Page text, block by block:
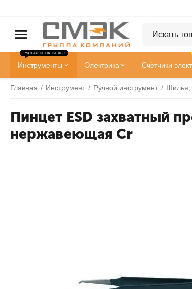
Инструменты
ЛУЧШАЯ ЦЕНА НА КВТ
Электрика Счётчики
Главная / Инструмент / Ручной инструмент / Шилья,
Пинцет ESD захватный
нержавеющая Cr